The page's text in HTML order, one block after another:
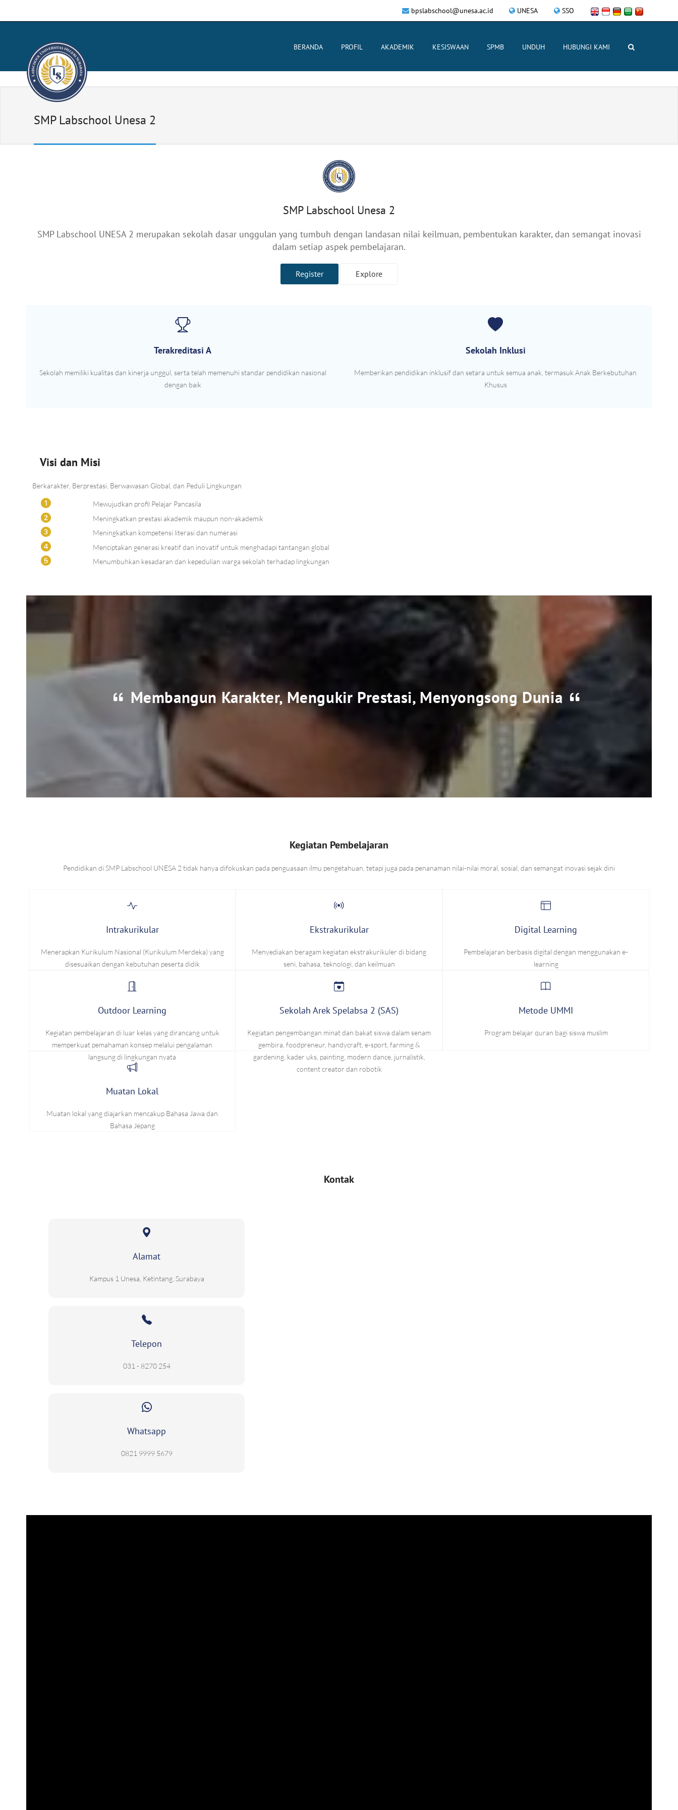
UNESA SSO
bpslabschool@unesa.ac.id
BERANDA PROFIL AKADEMIK KESISWAAN SPMB UNDUH HUBUNGI KAMI
SMP Labschool Unesa 2
SMP Labschool Unesa 2
SMP Labschool UNESA 2 merupakan sekolah dasar unggulan yang tumbuh dengan landasan nilai keilmuan, pembentukan karakter, dan semangat inovasi
dalam setiap aspek pembelajaran.
Register Explore
Terakreditasi A
Sekolah memiliki kualitas dan kinerja unggul, serta telah memenuhi standar pendidikan nasional
dengan baik
Sekolah Inklusi
Memberikan pendidikan inklusif dan setara untuk semua anak, termasuk Anak Berkebutuhan
Khusus
Visi dan Misi
Berkarakter, Berprestasi, Berwawasan Global, dan Peduli Lingkungan
Mewujudkan profil Pelajar Pancasila
Meningkatkan prestasi akademik maupun non-akademik
Meningkatkan kompetensi literasi dan numerasi
Menciptakan generasi kreatif dan inovatif untuk menghadapi tantangan global
Menumbuhkan kesadaran dan kepedulian warga sekolah terhadap lingkungan
Membangun Karakter, Mengukir Prestasi, Menyongsong Dunia
Kegiatan Pembelajaran
Pendidikan di SMP Labschool UNESA 2 tidak hanya difokuskan pada penguasaan ilmu pengetahuan, tetapi juga pada penanaman nilai-nilai moral, sosial, dan semangat inovasi sejak dini
Intrakurikular
Menerapkan Kurikulum Nasional (Kurikulum Merdeka) yang
disesuaikan dengan kebutuhan peserta didik
Ekstrakurikular
Menyediakan beragam kegiatan ekstrakurikuler di bidang
seni, bahasa, teknologi, dan keilmuan
Digital Learning
Pembelajaran berbasis digital dengan menggunakan e-
learning
Outdoor Learning
Kegiatan pembelajaran di luar kelas yang dirancang untuk
memperkuat pemahaman konsep melalui pengalaman
langsung di lingkungan nyata
Sekolah Arek Spelabsa 2 (SAS)
Kegiatan pengembangan minat dan bakat siswa dalam senam
gembira, foodpreneur, handycraft, e-sport, farming &
gardening, kader uks, painting, modern dance, jurnalistik,
content creator dan robotik
Metode UMMI
Program belajar quran bagi siswa muslim
Muatan Lokal
Muatan lokal yang diajarkan mencakup Bahasa Jawa dan
Bahasa Jepang
Kontak
Alamat
Kampus 1 Unesa, Ketintang, Surabaya
Telepon
031 - 8270 254
Whatsapp
0821 9999 5679